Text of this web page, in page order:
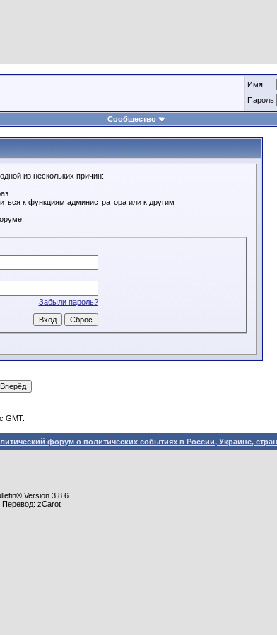
Имя
Пароль
Сообщество
из нескольких причин:
к функциям администратора или к другим
Забыли пароль?
GMT.
форум о политических событиях в России, Украине,
Version 3.8.6
Перевод: zCarot